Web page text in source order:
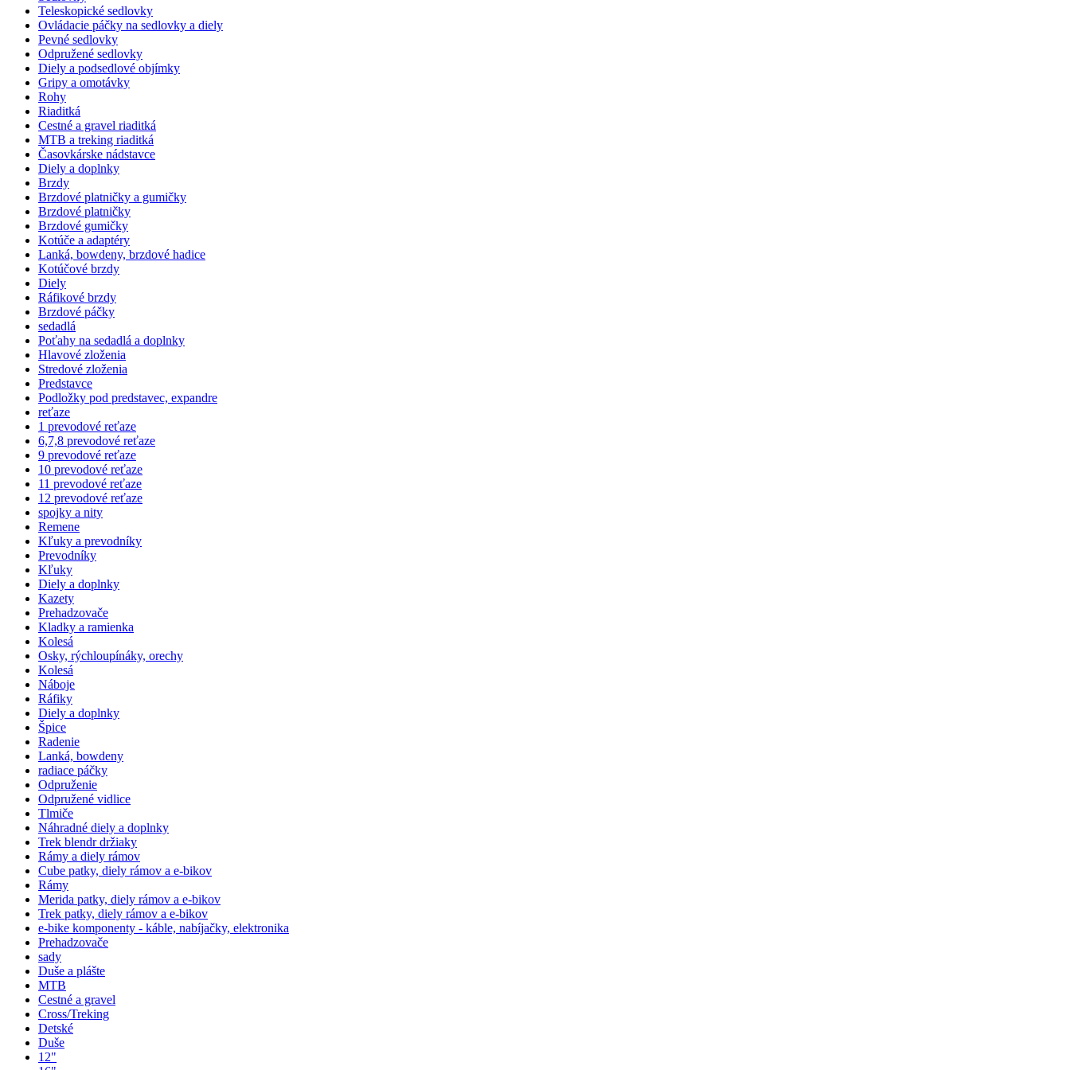
Teleskopické sedlovky
Ovládacie páčky na sedlovky a diely
Pevné sedlovky
Odpružené sedlovky
Diely a podsedlové objímky
Gripy a omotávky
Rohy
Riaditká
Cestné a gravel riaditká
MTB a treking riaditká
Časovkárske nádstavce
Diely a doplnky
Brzdy
Brzdové platničky a gumičky
Brzdové platničky
Brzdové gumičky
Kotúče a adaptéry
Lanká, bowdeny, brzdové hadice
Kotúčové brzdy
Diely
Ráfikové brzdy
Brzdové páčky
sedadlá
Poťahy na sedadlá a doplnky
Hlavové zloženia
Stredové zloženia
Predstavce
Podložky pod predstavec, expandre
reťaze
1 prevodové reťaze
6,7,8 prevodové reťaze
9 prevodové reťaze
10 prevodové reťaze
11 prevodové reťaze
12 prevodové reťaze
spojky a nity
Remene
Kľuky a prevodníky
Prevodníky
Kľuky
Diely a doplnky
Kazety
Prehadzovače
Kladky a ramienka
Kolesá
Osky, rýchloupínáky, orechy
Kolesá
Náboje
Ráfiky
Diely a doplnky
Špice
Radenie
Lanká, bowdeny
radiace páčky
Odpruženie
Odpružené vidlice
Tlmiče
Náhradné diely a doplnky
Trek blendr držiaky
Rámy a diely rámov
Cube patky, diely rámov a e-bikov
Rámy
Merida patky, diely rámov a e-bikov
Trek patky, diely rámov a e-bikov
e-bike komponenty - káble, nabíjačky, elektronika
Prehadzovače
sady
Duše a plášte
MTB
Cestné a gravel
Cross/Treking
Detské
Duše
12"